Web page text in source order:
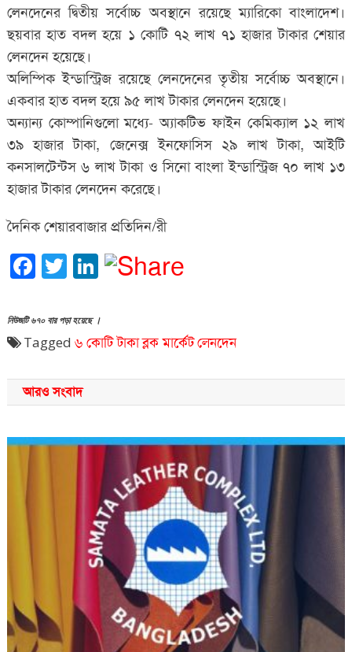
লেনদেনের দ্বিতীয় সর্বোচ্চ অবস্থানে রয়েছে ম্যারিকো বাংলাদেশ।
ছয়বার হাত বদল হয়ে ১ কোটি ৭২ লাখ ৭১ হাজার টাকার শেয়ার
লেনদেন হয়েছে।
অলিম্পিক ইন্ডাস্ট্রিজ রয়েছে লেনদেনের তৃতীয় সর্বোচ্চ অবস্থানে।
একবার হাত বদল হয়ে ৯৫ লাখ টাকার লেনদেন হয়েছে।
অন্যান্য কোম্পানিগুলো মধ্যে- অ্যাকটিভ ফাইন কেমিক্যাল ১২ লাখ
৩৯ হাজার টাকা, জেনেক্স ইনফোসিস ২৯ লাখ টাকা, আইটি
কনসালটেন্টস ৬ লাখ টাকা ও সিনো বাংলা ইন্ডাস্ট্রিজ ৭০ লাখ ১৩
হাজার টাকার লেনদেন করেছে।
দৈনিক শেয়ারবাজার প্রতিদিন/রী
Facebook
Twitter
LinkedIn
নিউজটি ৬৭০ বার পড়া হয়েছে ।
Tagged ৬ কোটি টাকাব্লক মার্কেটলেনদেন
আরও সংবাদ